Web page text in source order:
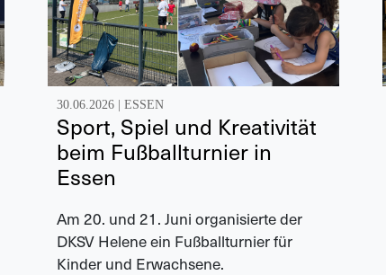
30.06.2026 | ESSEN
Sport, Spiel und Kreativität
beim Fußballturnier in
Essen
Am 20. und 21. Juni organisierte der
DKSV Helene ein Fußballturnier für
Kinder und Erwachsene.